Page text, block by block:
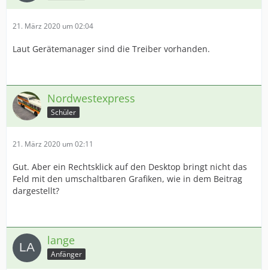
21. März 2020 um 02:04
Laut Gerätemanager sind die Treiber vorhanden.
Nordwestexpress
Schüler
21. März 2020 um 02:11
Gut. Aber ein Rechtsklick auf den Desktop bringt nicht das
Feld mit den umschaltbaren Grafiken, wie in dem Beitrag
dargestellt?
lange
Anfänger